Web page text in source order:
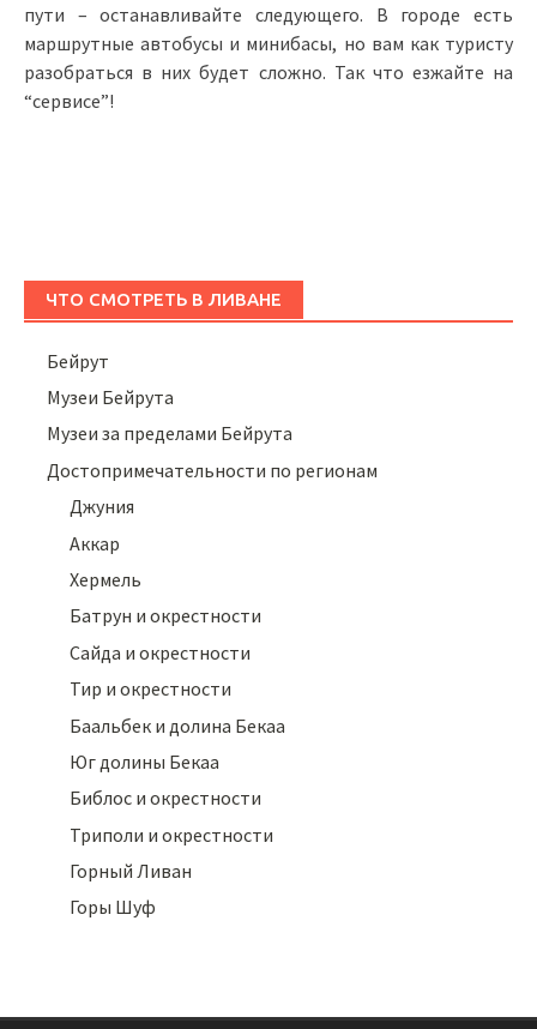
пути – останавливайте следующего. В городе есть
маршрутные автобусы и минибасы, но вам как туристу
разобраться в них будет сложно. Так что езжайте на
“сервисе”!
ЧТО СМОТРЕТЬ В ЛИВАНЕ
Бейрут
Музеи Бейрута
Музеи за пределами Бейрута
Достопримечательности по регионам
Джуния
Аккар
Хермель
Батрун и окрестности
Сайда и окрестности
Тир и окрестности
Баальбек и долина Бекаа
Юг долины Бекаа
Библос и окрестности
Триполи и окрестности
Горный Ливан
Горы Шуф